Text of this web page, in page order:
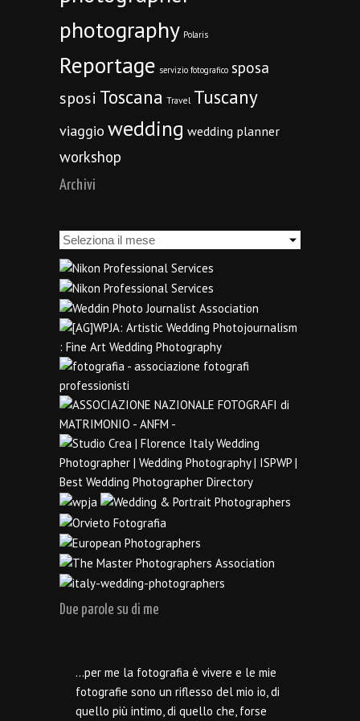
photography Polaris
Reportage servizio fotografico sposa
sposi Toscana Travel Tuscany
viaggio wedding wedding planner
workshop
Archivi
Archivi
Due parole su di me
…per me la fotografia è vivere e le mie
fotografie sono un riflesso del mio io, di
quello più intimo, di quello che, forse